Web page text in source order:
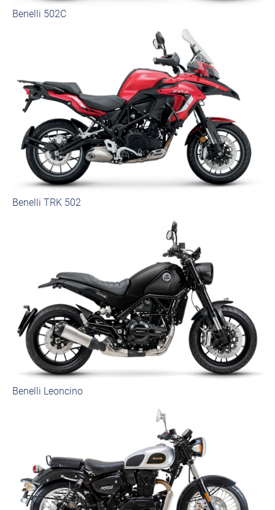
Benelli 502C
Benelli TRK 502
Benelli Leoncino